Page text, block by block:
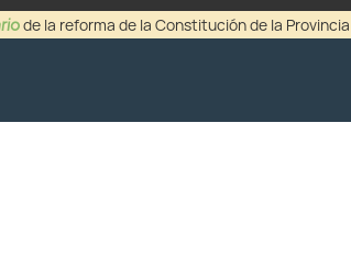
de la reforma de la Constitución de la